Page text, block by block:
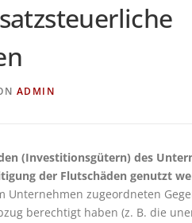
ADMIN
(Investitionsgütern) des
der Flutschäden genutzt
Unternehmen zugeordneten
berechtigt haben (z. B. die